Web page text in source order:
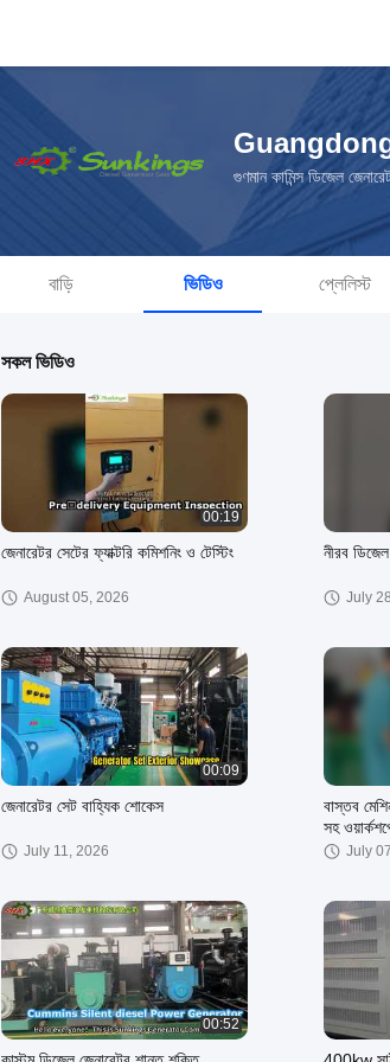
গুণমান কামিন্স ডিজেল
বাড়ি ভিডিও প্লেলিস্ট
সকল ভিডিও
00:19
জেনারেটর সেটের ফ্যাক্টরি কমিশনিং ও টেস্টিং
August 05, 2026
নীরব
July
00:09
জেনারেটর সেট বাহ্যিক শোকেস
July 11, 2026
বাস্তব
সহ
July
00:52